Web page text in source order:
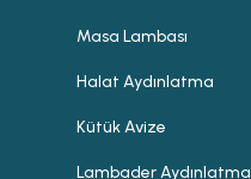
Masa Lambası
Halat Aydınlatma
Kütük Avize
Lambader Aydınlatma